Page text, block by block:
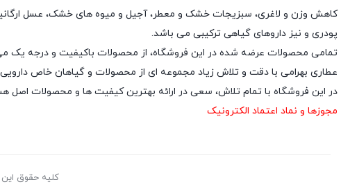
کاهش وزن و لاغری، سبزیجات خشک و معطر، آجیل و میوه های خشک، عسل
پودری و نیز داروهای گیاهی ترکیبی می باشد.
تمامی محصولات عرضه شده در این فروشگاه، از محصولات باکیفیت و درجه یک
عطاری بهرامی با دقت و تلاش زیاد مجموعه ای از محصولات و گیاهان خاص دارویی
در این فروشگاه با تمام تلاش، سعی در ارائه بهترین کیفیت ها و محصولات اصل
مجوزها و نماد اعتماد الکترونیک
کلیه حقوق